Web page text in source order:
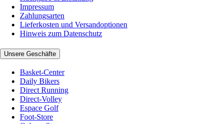
Impressum
Zahlungsarten
Lieferkosten und Versandoptionen
Hinweis zum Datenschutz
Unsere Geschäfte
Basket-Center
Daily Bikers
Direct Running
Direct-Volley
Espace Golf
Foot-Store